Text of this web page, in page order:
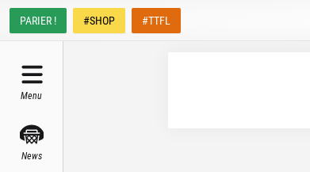
PARIER ! #SHOP #TTFL
Menu
News